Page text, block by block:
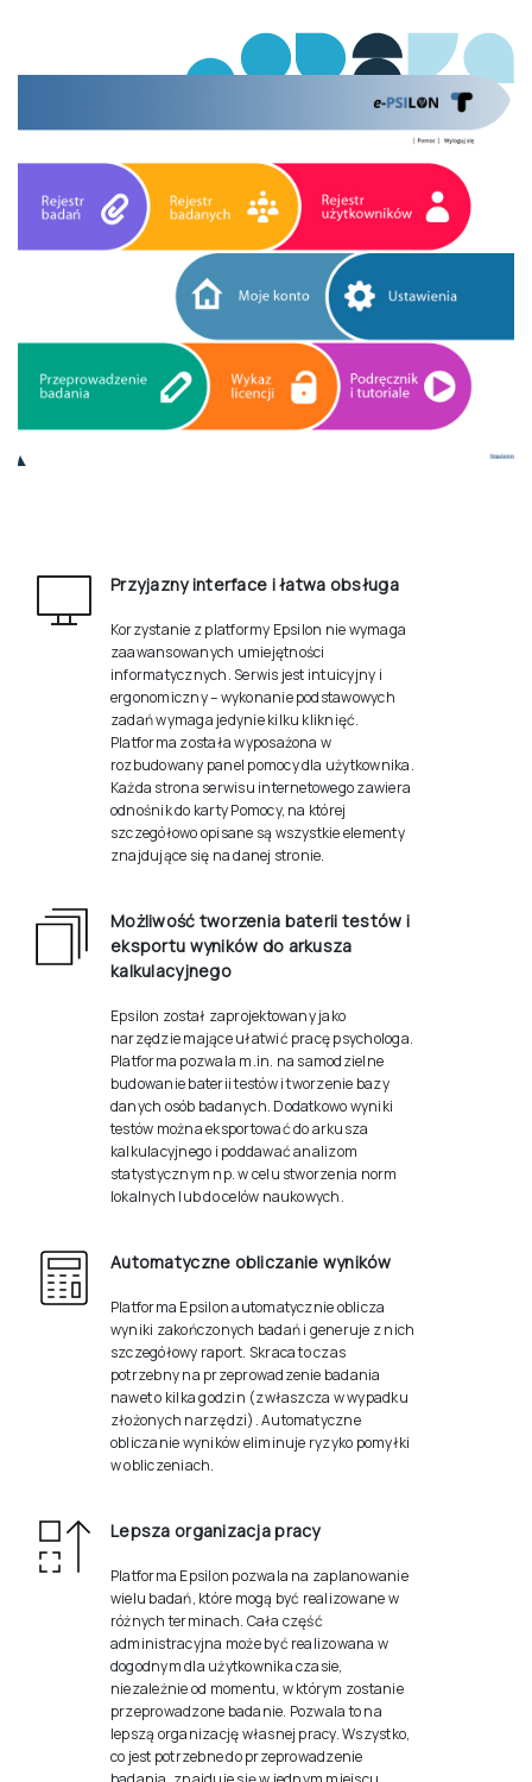
Przyjazny interface i łatwa obsługa
Korzystanie z platformy Epsilon nie wymaga
zaawansowanych umiejętności
informatycznych. Serwis jest intuicyjny i
ergonomiczny – wykonanie podstawowych
zadań wymaga jedynie kilku kliknięć.
Platforma została wyposażona w
rozbudowany panel pomocy dla użytkownika.
Każda strona serwisu internetowego zawiera
odnośnik do karty Pomocy, na której
szczegółowo opisane są wszystkie elementy
znajdujące się na danej stronie.
Możliwość tworzenia baterii testów i
eksportu wyników do arkusza
kalkulacyjnego
Epsilon został zaprojektowany jako
narzędzie mające ułatwić pracę psychologa.
Platforma pozwala m.in. na samodzielne
budowanie baterii testów i tworzenie bazy
danych osób badanych. Dodatkowo wyniki
testów można eksportować do arkusza
kalkulacyjnego i poddawać analizom
statystycznym np. w celu stworzenia norm
lokalnych lub do celów naukowych.
Automatyczne obliczanie wyników
Platforma Epsilon automatycznie oblicza
wyniki zakończonych badań i generuje z nich
szczegółowy raport. Skraca to czas
potrzebny na przeprowadzenie badania
nawet o kilka godzin (zwłaszcza w wypadku
złożonych narzędzi). Automatyczne
obliczanie wyników eliminuje ryzyko pomyłki
w obliczeniach.
Lepsza organizacja pracy
Platforma Epsilon pozwala na zaplanowanie
wielu badań, które mogą być realizowane w
różnych terminach. Cała część
administracyjna może być realizowana w
dogodnym dla użytkownika czasie,
niezależnie od momentu, w którym zostanie
przeprowadzone badanie. Pozwala to na
lepszą organizację własnej pracy. Wszystko,
co jest potrzebne do przeprowadzenie